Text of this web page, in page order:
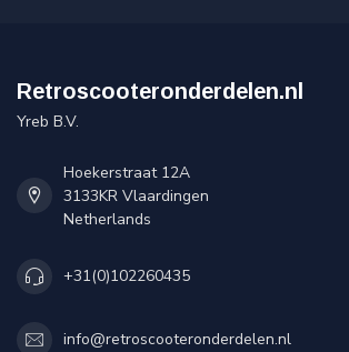
Retroscooteronderdelen.nl
Yreb B.V.
Hoekerstraat 12A
3133KR Vlaardingen
Netherlands
+31(0)102260435
info@retroscooteronderdelen.nl